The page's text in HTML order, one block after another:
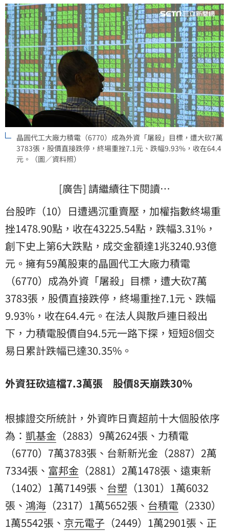
跌幅已達30.
晶圓代工大廠力積電（6770）成為外資「屠殺」目標，遭大砍7萬
3783張，股價直接跌停，終場重挫7.1元、跌幅9.93%，收在64.4
元。（圖／資料照）
[廣告] 請繼續往下閱讀…
台股昨（10）日遭遇沉重賣壓，加權指數終場重
挫1478.90點，收在43225.54點，跌幅3.31%，
創下史上第6大跌點，成交金額達1兆3240.93億
元。擁有59萬股東的晶圓代工大廠力積電
（6770）成為外資「屠殺」目標，遭大砍7萬
3783張，股價直接跌停，終場重挫7.1元、跌幅
9.93%，收在64.4元。在法人與散戶連日殺出
下，力積電股價自94.5元一路下探，短短8個交
易日累計跌幅已達30.35%。
外資狂砍這檔7.3萬張 股價8天崩跌30%
根據證交所統計，外資昨日賣超前十大個股依序
為： 凱基金 （2883）9萬2624張、力積電
（6770）7萬3783張、台新新光金（2887）2萬
7334張、 富邦金 （2881）2萬1478張、遠東新
（1402）1萬7149張、 台塑 （1301）1萬6032
張、 鴻海 （2317）1萬5652張、 台積電 （2330）
1萬5542張、 京元電子 （2449）1萬2901張、正